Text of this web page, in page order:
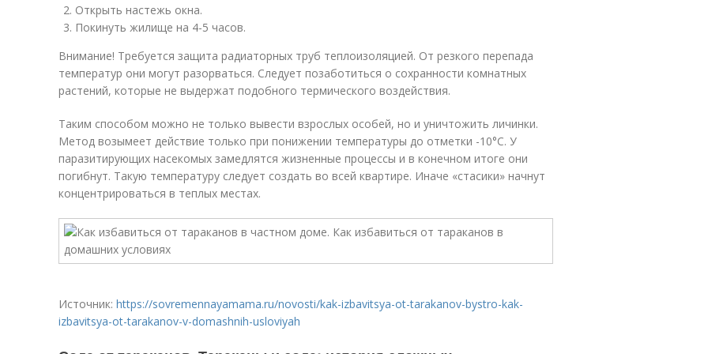
Открыть настежь окна.
Покинуть жилище на 4-5 часов.
Внимание! Требуется защита радиаторных труб теплоизоляцией. От резкого перепада
температур они могут разорваться. Следует позаботиться о сохранности комнатных
растений, которые не выдержат подобного термического воздействия.
Таким способом можно не только вывести взрослых особей, но и уничтожить личинки.
Метод возымеет действие только при понижении температуры до отметки -10°С. У
паразитирующих насекомых замедлятся жизненные процессы и в конечном итоге они
погибнут. Такую температуру следует создать во всей квартире. Иначе «стасики» начнут
концентрироваться в теплых местах.
Источник: https://sovremennayamama.ru/novosti/kak-izbavitsya-ot-tarakanov-bystro-kak-
izbavitsya-ot-tarakanov-v-domashnih-usloviyah